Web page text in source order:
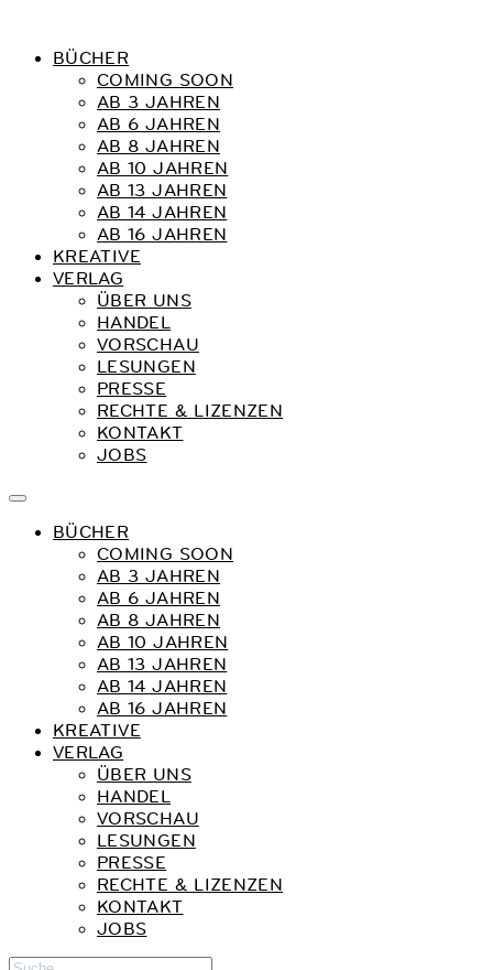
BÜCHER
COMING SOON
AB 3 JAHREN
AB 6 JAHREN
AB 8 JAHREN
AB 10 JAHREN
AB 13 JAHREN
AB 14 JAHREN
AB 16 JAHREN
KREATIVE
VERLAG
ÜBER UNS
HANDEL
VORSCHAU
LESUNGEN
PRESSE
RECHTE & LIZENZEN
KONTAKT
JOBS
BÜCHER
COMING SOON
AB 3 JAHREN
AB 6 JAHREN
AB 8 JAHREN
AB 10 JAHREN
AB 13 JAHREN
AB 14 JAHREN
AB 16 JAHREN
KREATIVE
VERLAG
ÜBER UNS
HANDEL
VORSCHAU
LESUNGEN
PRESSE
RECHTE & LIZENZEN
KONTAKT
JOBS